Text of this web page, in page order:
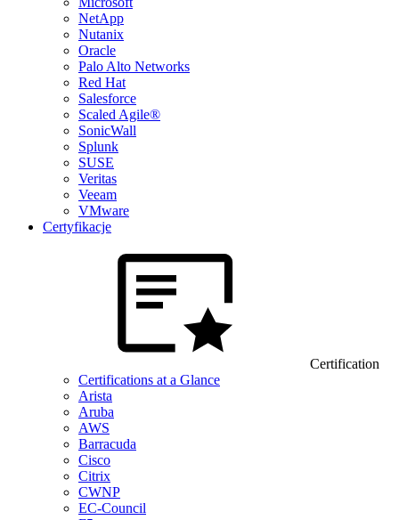
NetApp
Nutanix
Oracle
Palo Alto Networks
Red Hat
Salesforce
Scaled Agile®
SonicWall
Splunk
SUSE
Veritas
Veeam
VMware
Certyfikacje
Certification
Certifications at a Glance
Arista
Aruba
AWS
Barracuda
Cisco
Citrix
CWNP
EC-Council